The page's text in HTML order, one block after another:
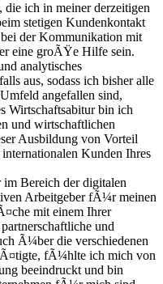
ich in meiner derzeitigen
stetigen Kundenkontakt
der Kommunikation mit
eine groÃŸe Hilfe sein.
analytisches
aus, sodass ich bisher alle
angefallen sind,
Wirtschaftsabitur bin ich
und wirtschaftlichen
Ausbildung von Vorteil
Kunden Ihres
Bereich der digitalen
Arbeitgeber fÃ¼r meinen
mit einem Ihrer
und
Ã¼ber die verschiedenen
fÃ¼hlte ich mich von
beeindruckt und bin